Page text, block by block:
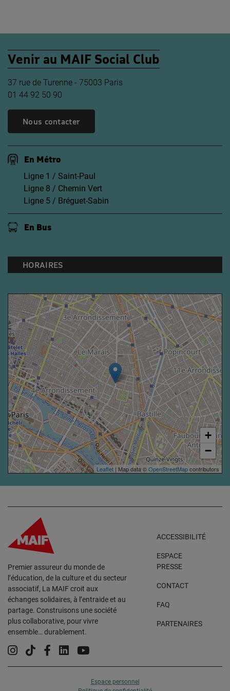
Venir au MAIF Social Club
37 rue de Turenne - 75003 Paris
01 44 92 50 90
Nous contacter
En Métro
Ligne 1 / Saint-Paul
Ligne 8 / Chemin Vert
Ligne 5 / Bréguet-Sabin
En Bus
HORAIRES
+
−
Leaflet | Map data ©OpenStreetMapcontributors
Premier assureur du monde de
l’éducation, de la culture et du secteur
associatif, La MAIF croit aux
échanges solidaires, à l’entraide et au
partage. Construisons une société
plus collaborative, pour vivre
ensemble… durablement.
ACCESSIBILITÉ
ESPACE
PRESSE
CONTACT
FAQ
PARTENAIRES
Instagram
TiktokFacebook
LinkedinYouTube
Espace personnel